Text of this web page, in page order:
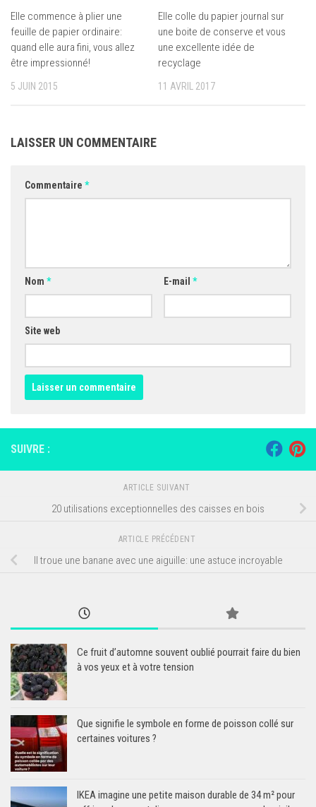
Elle commence à plier une
feuille de papier ordinaire:
quand elle aura fini, vous allez
être impressionné!
5 JUIN 2015
Elle colle du papier journal sur
une boite de conserve et vous
une excellente idée de
recyclage
11 AVRIL 2017
LAISSER UN COMMENTAIRE
Commentaire *
Nom * E-mail *
Site web
SUIVRE :
ARTICLE SUIVANT
20 utilisations exceptionnelles des caisses en bois
ARTICLE PRÉCÉDENT
Il troue une banane avec une aiguille: une astuce incroyable
Ce fruit d’automne souvent oublié pourrait faire du bien
à vos yeux et à votre tension
Que signifie le symbole en forme de poisson collé sur
certaines voitures ?
IKEA imagine une petite maison durable de 34 m² pour